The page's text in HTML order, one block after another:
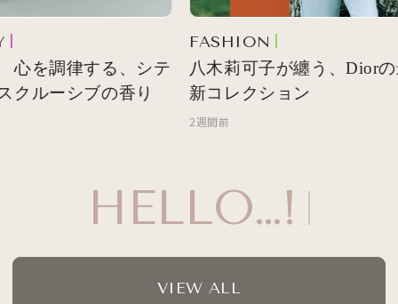
HELLO…!
を調律する、シテ
ルーシブの香り
FASHION
八木莉可子が纏う、Diorの
新コレクション
2週間前
VIEW ALL